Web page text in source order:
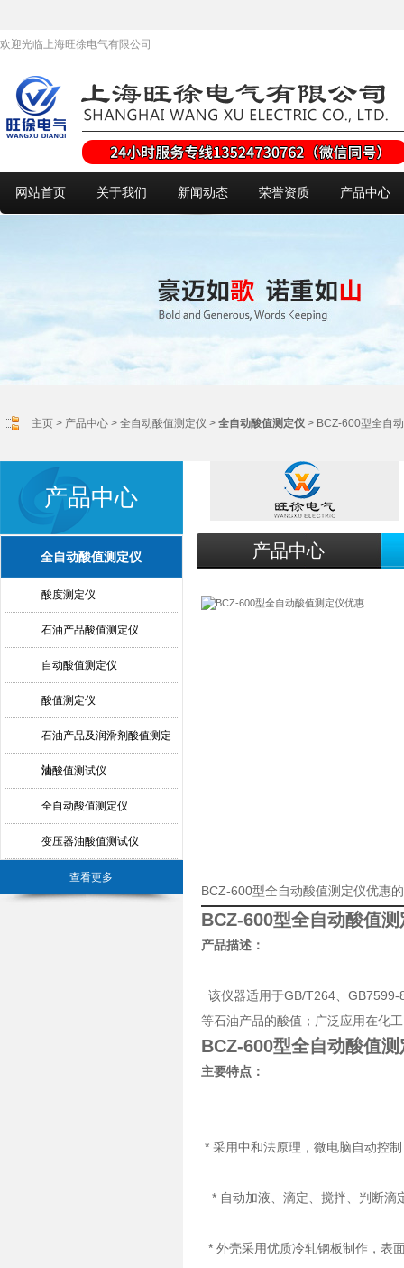
欢迎光临上海旺徐电气有限公司
网站首页 关于我们 新闻动态 荣誉资质 产品中心
主页 > 产品中心 > 全自动酸值测定仪 > 全自动酸值测定仪 > BCZ-600型全自
产品中心
全自动酸值测定仪
酸度测定仪
石油产品酸值测定仪
自动酸值测定仪
酸值测定仪
石油产品及润滑剂酸值测定
法
油酸值测试仪
全自动酸值测定仪
变压器油酸值测试仪
查看更多
产品中心
BCZ-600型全自动酸值测定仪优惠
BCZ-600型全自动酸值测
产品描述：
该仪器适用于GB/T264、
等石油产品的酸值；广泛应用在化
BCZ-600型全自动酸值测
主要特点：
* 采用中和法原理，微电脑自动控
* 自动加液、滴定、搅拌、判断滴
* 外壳采用优质冷轧钢板制作，表